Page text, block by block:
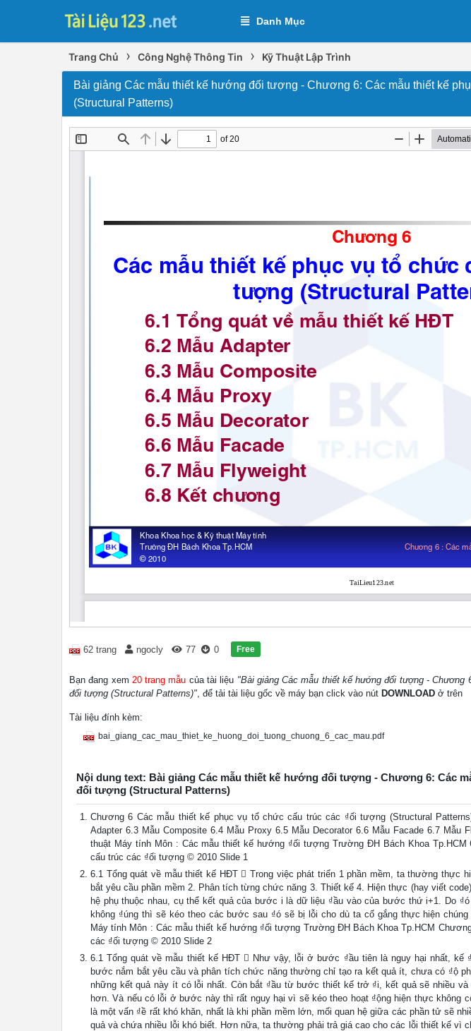
Danh Mục
Trang Chủ › Công Nghệ Thông Tin › Kỹ Thuật Lập Trình
Bài giảng Các mẫu thiết kế hướng đối tượng - Chương 6: Các mẫu thiết kế
(Structural Patterns)
62 trang ngocly 77 0 Free
Bạn đang xem 20 trang mẫu của tài liệu "Bài giảng Các mẫu thiết kế hướng đối tượng -
đối tượng (Structural Patterns)", để tải tài liệu gốc về máy bạn click vào nút DOWNLOAD ở trên
Tài liệu đính kèm:
bai_giang_cac_mau_thiet_ke_huong_doi_tuong_chuong_6_cac_mau.pdf
Nội dung text: Bài giảng Các mẫu thiết kế hướng đối tượng - Chương 6: Các
đối tượng (Structural Patterns)
Chương 6 Các mẫu thiết kế phục vụ tổ chức cấu trúc các ₫ối tượng (Structural
Adapter 6.3 Mẫu Composite 6.4 Mẫu Proxy 6.5 Mẫu Decorator 6.6 Mẫu Facade 6.7
thuật Máy tính Môn : Các mẫu thiết kế hướng ₫ối tượng Trường ĐH Bách Khoa
cấu trúc các ₫ối tượng © 2010 Slide 1
6.1 Tổng quát về mẫu thiết kế HĐT  Trong việc phát triển 1 phần mềm, ta thường thực
bắt yêu cầu phần mềm 2. Phân tích từng chức năng 3. Thiết kế 4. Hiện thực (hay viết
hệ phụ thuộc nhau, cụ thể kết quả của bước i là dữ liệu ₫ầu vào của bước thứ i+1. Do
không ₫úng thì sẽ kéo theo các bước sau ₫ó sẽ bị lỗi cho dù ta cố gắng thực hiện
Máy tính Môn : Các mẫu thiết kế hướng ₫ối tượng Trường ĐH Bách Khoa Tp.HCM
các ₫ối tượng © 2010 Slide 2
6.1 Tổng quát về mẫu thiết kế HĐT  Như vậy, lỗi ở bước ₫ầu tiên là nguy hại nhất,
bước nắm bắt yêu cầu và phân tích chức năng thường chỉ tạo ra kết quả ít, chưa có ₫ộ
những kết quả này ít có lỗi nhất. Còn bắt ₫ầu từ bước thiết kế trở ₫i, kết quả sẽ nhiều
hơn. Và nếu có lỗi ở bước này thì rất nguy hại vì sẽ kéo theo hoạt ₫ộng hiện thực không
là một vấn ₫ề rất khó khăn, nhất là khi phần mềm lớn, mối quan hệ giữa các phần tử sẽ
quả và chứa nhiều lỗi khó biết. Hơn nữa, ta thường phải trả giá cao cho các lỗi thiết kế vì